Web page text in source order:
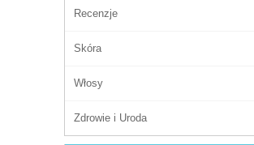
Recenzje
Skóra
Włosy
Zdrowie i Uroda